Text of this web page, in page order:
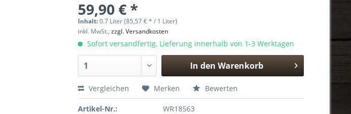
59,90 € *
Inhalt:0.7 Liter (85,57 € * / 1 Liter)
inkl. MwSt.,zzgl. Versandkosten
Sofort versandfertig, Lieferung innerhalb von 1-3 Werktagen
In den Warenkorb
Hinzugefügt
Vergleichen Merken Bewerten
Artikel-Nr.:
WR18563